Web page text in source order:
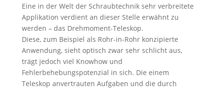
Eine in der Welt der Schraubtechnik sehr verbreitete
Applikation verdient an dieser Stelle erwähnt zu
werden – das Drehmoment-Teleskop.
Diese, zum Beispiel als Rohr-in-Rohr konzipierte
Anwendung, sieht optisch zwar sehr schlicht aus,
trägt jedoch viel Knowhow und
Fehlerbehebungspotenzial in sich. Die einem
Teleskop anvertrauten Aufgaben und die durch